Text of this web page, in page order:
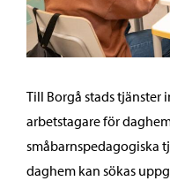
Till Borgå stads tjänster
arbetstagare för
småbarnspedagogiska
daghem kan sökas